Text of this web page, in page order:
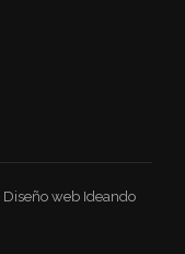
web Ideando